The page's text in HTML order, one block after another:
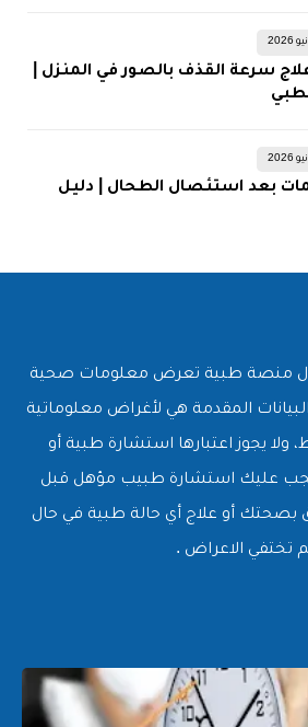
سرعة القذف بالصور في المنزل |
بعد استئصال الطحال | دليل
منصة طبية تعرض معلومات صحية
المقدمة هي لأغراض معلوماتية
ولا يجوز اعتبارها استشارة طبية أو
عليك استشارة طبيب مؤهل قبل
بصحتك أو علاج أي حالة طبية في حال
تختفي الاعراض .